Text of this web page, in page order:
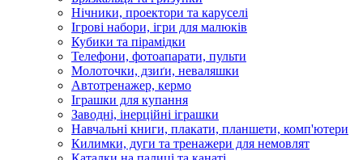
Нічники, проектори та каруселі
Ігрові набори, ігри для малюків
Кубики та пірамідки
Телефони, фотоапарати, пульти
Молоточки, дзиґи, неваляшки
Автотренажер, кермо
Іграшки для купання
Заводні, інерційні іграшки
Навчальні книги, плакати, планшети, комп'ютери
Килимки, дуги та тренажери для немовлят